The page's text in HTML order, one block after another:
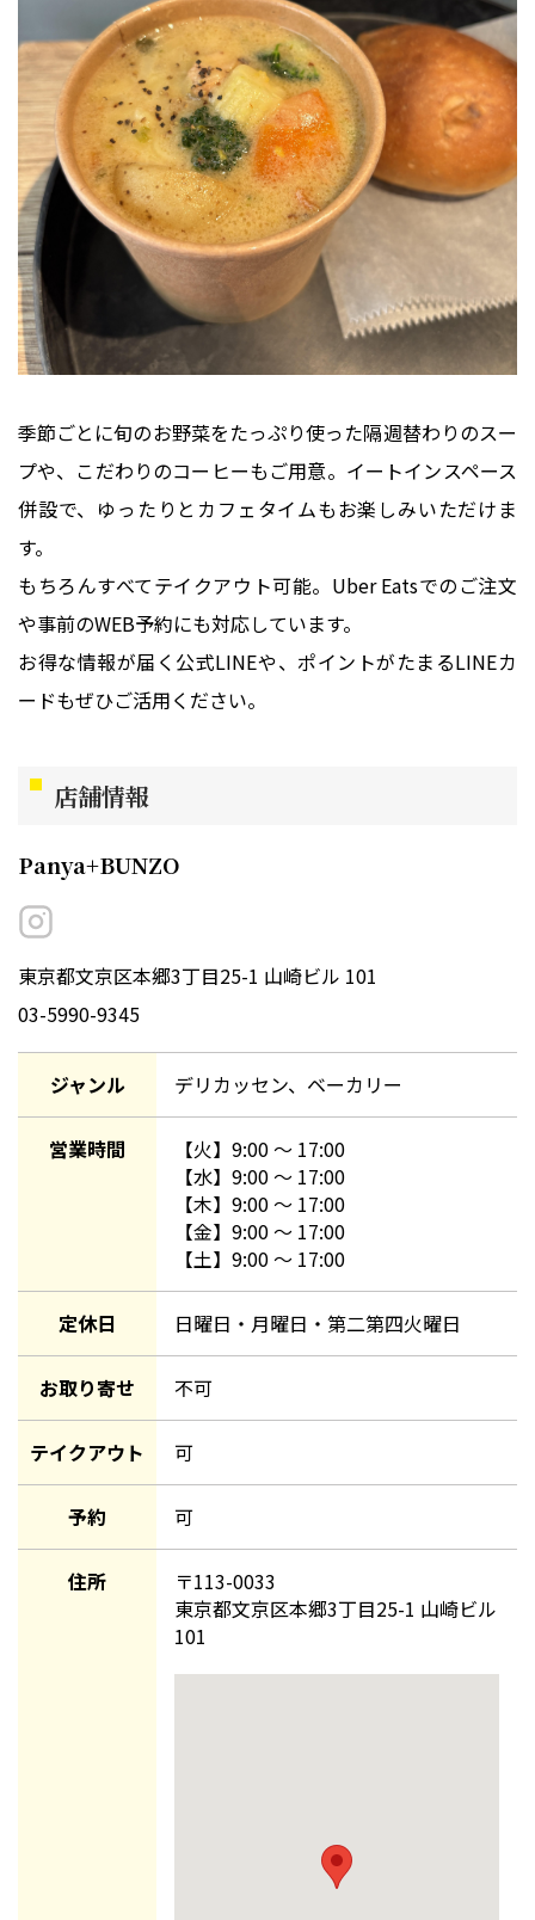
季節ごとに旬のお野菜をたっぷり使った隔週替わりのスー
プや、こだわりのコーヒーもご用意。イートインスペース
併設で、ゆったりとカフェタイムもお楽しみいただけま
す。
もちろんすべてテイクアウト可能。Uber Eatsでのご注文
や事前のWEB予約にも対応しています。
お得な情報が届く公式LINEや、ポイントがたまるLINEカ
ードもぜひご活用ください。
店舗情報
Panya+BUNZO
東京都文京区本郷3丁目25-1 山崎ビル 101
03-5990-9345
ジャンル デリカッセン、ベーカリー
営業時間 【火】 9:00〜 17:00
【水】 9:00〜 17:00
【木】 9:00〜 17:00
【金】 9:00〜 17:00
【土】 9:00〜 17:00
定休日 日曜日・月曜日・第二第四火曜日
お取り寄せ 不可
テイクアウト 可
予約 可
住所 〒113-0033
東京都文京区本郷3丁目25-1 山崎ビル
101